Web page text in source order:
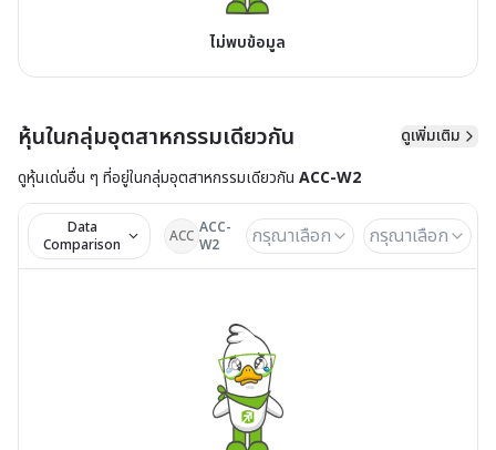
ไม่พบข้อมูล
หุ้นในกลุ่มอุตสาหกรรมเดียวกัน
ดูเพิ่มเติม
ดูหุ้นเด่นอื่น ๆ ที่อยู่ในกลุ่มอุตสาหกรรมเดียวกัน ACC-W2
Data
Comparison
ACC ACC-
W2
กรุณาเลือก กรุณาเลือก